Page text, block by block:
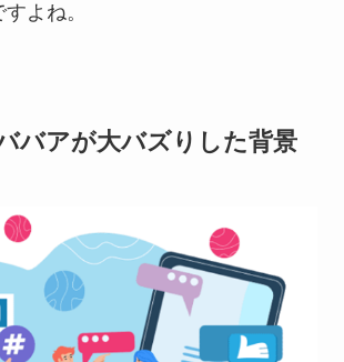
よね。
バアが大バズりした背景